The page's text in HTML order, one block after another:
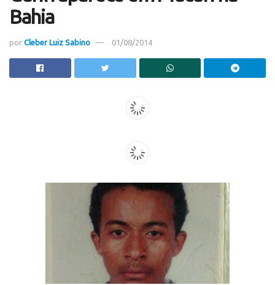
Bahia
por Cleber Luiz Sabino 01/08/2014